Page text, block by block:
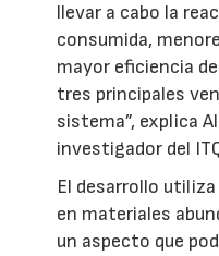
llevar a cabo la
consumida,
mayor eficiencia
tres principales
sistema”, explica
investigador del
El desarrollo
en materiales
un aspecto que